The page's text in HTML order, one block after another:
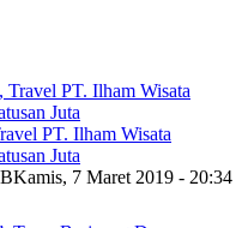
PT. Ilham Wisata
Juta
Kamis, 7 Maret 2019 - 20:34